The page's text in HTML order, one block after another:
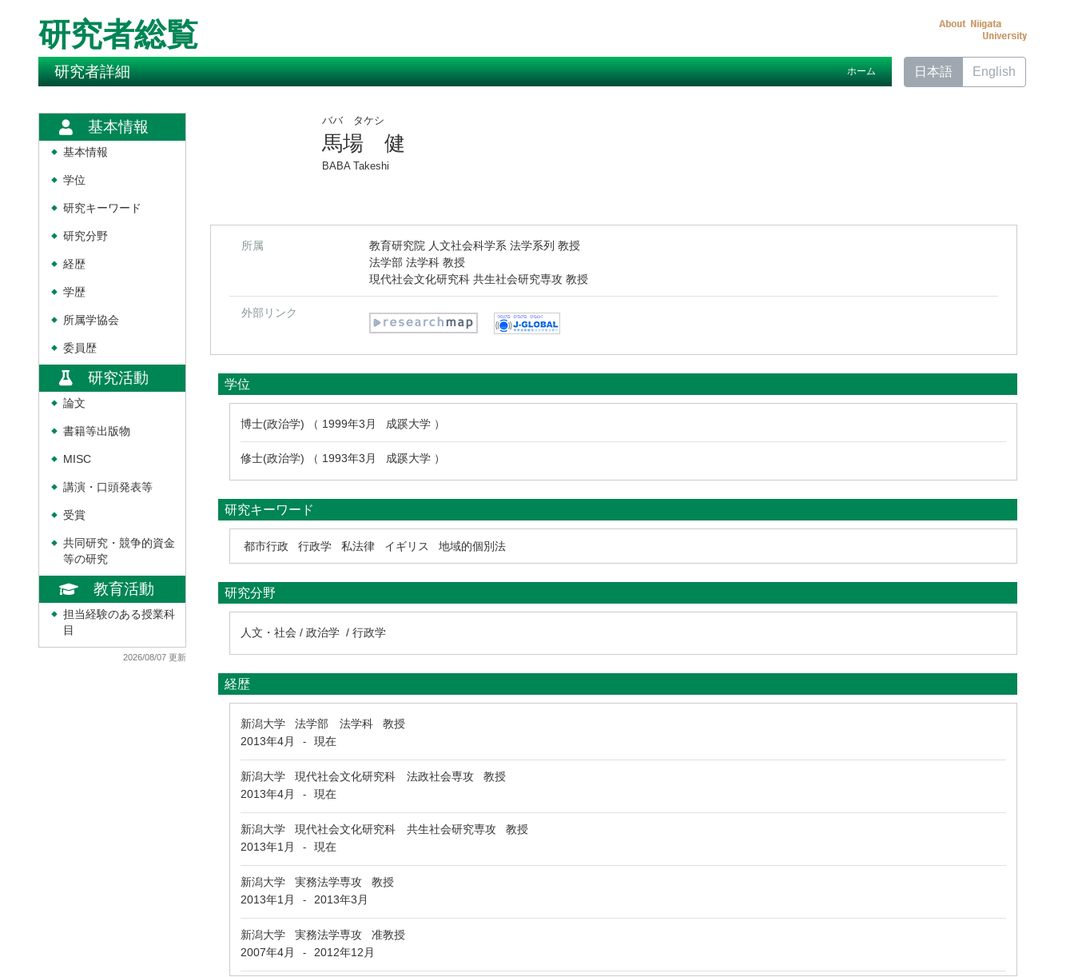
研究者総覧
研究者詳細 ホーム 日本語 English
基本情報
◆ 基本情報
◆ 学位
◆ 研究キーワード
◆ 研究分野
◆ 経歴
◆ 学歴
◆ 所属学協会
◆ 委員歴
研究活動
◆ 論文
◆ 書籍等出版物
◆ MISC
◆ 講演・口頭発表等
◆ 受賞
◆
共同研究・競争的資金
等の研究
教育活動
◆
担当経験のある授業科
目
2026/08/07 更新
ババ タケシ
馬場 健
BABA Takeshi
所属
教育研究院 人文社会科学系 法学系列 教授
法学部 法学科 教授
現代社会文化研究科 共生社会研究専攻 教授
外部リンク
学位
博士(政治学) （ 1999年3月 成蹊大学 ）
修士(政治学) （ 1993年3月 成蹊大学 ）
研究キーワード
都市行政 行政学 私法律 イギリス 地域的個別法
研究分野
人文・社会 / 政治学 / 行政学
経歴
新潟大学 法学部 法学科 教授
2013年4月
- 現在
新潟大学 現代社会文化研究科 法政社会専攻 教授
2013年4月
- 現在
新潟大学 現代社会文化研究科 共生社会研究専攻 教授
2013年1月
- 現在
新潟大学 実務法学専攻 教授
2013年1月
- 2013年3月
新潟大学 実務法学専攻 准教授
2007年4月
- 2012年12月